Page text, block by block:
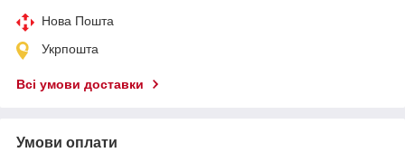
Нова Пошта
Укрпошта
Всі умови доставки
Умови оплати